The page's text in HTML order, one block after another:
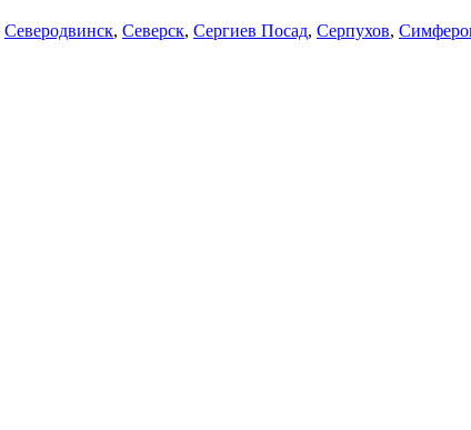
Северодвинск, Северск, Сергиев Посад, Серпухов,